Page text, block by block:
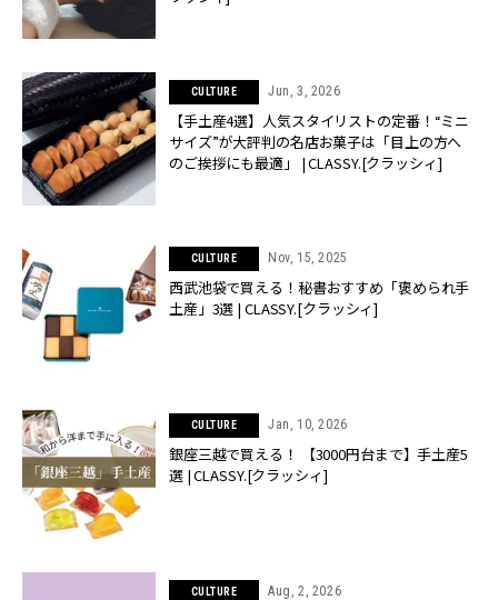
CULTURE Jun, 3, 2026
【手土産4選】人気スタイリストの定番！“ミニ
サイズ”が大評判の名店お菓子は「目上の方へ
のご挨拶にも最適」 | CLASSY.[クラッシィ]
CULTURE Nov, 15, 2025
西武池袋で買える！秘書おすすめ「褒められ手
土産」3選 | CLASSY.[クラッシィ]
CULTURE Jan, 10, 2026
銀座三越で買える！ 【3000円台まで】手土産5
選 | CLASSY.[クラッシィ]
CULTURE Aug, 2, 2026